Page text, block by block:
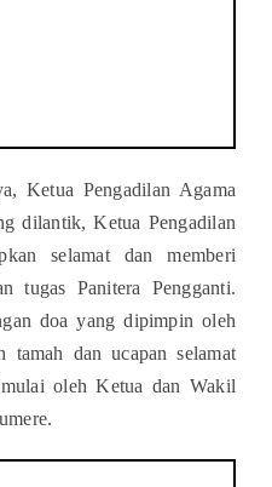
Ketua Pengadilan Agama
dilantik, Ketua Pengadilan
selamat dan memberi
tugas Panitera Pengganti.
doa yang dipimpin oleh
tamah dan ucapan selamat
oleh Ketua dan Wakil